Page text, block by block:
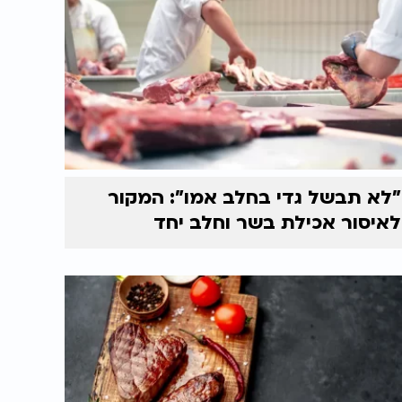
"לא תבשל גדי בחלב אמו": המקור
לאיסור אכילת בשר וחלב יחד